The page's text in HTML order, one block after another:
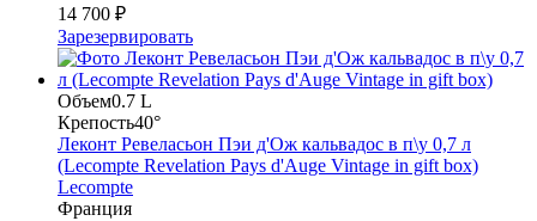
14 700 ₽
Зарезервировать
Объем0.7 L
Крепость40°
Леконт Ревеласьон Пэи д'Ож кальвадос в п\у 0,7 л
(Lecompte Revelation Pays d'Auge Vintage in gift box)
Lecompte
Франция